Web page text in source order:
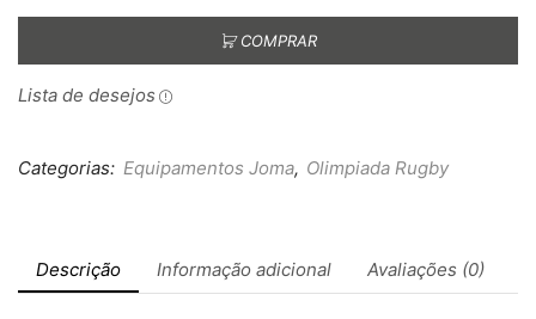
COMPRAR
Lista de desejos
Categorias: Equipamentos Joma, Olimpiada Rugby
Descrição Informação adicional Avaliações (0)